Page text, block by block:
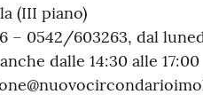
(III piano)
– 0542/603263, dal
dalle 14:30 alle 17:00